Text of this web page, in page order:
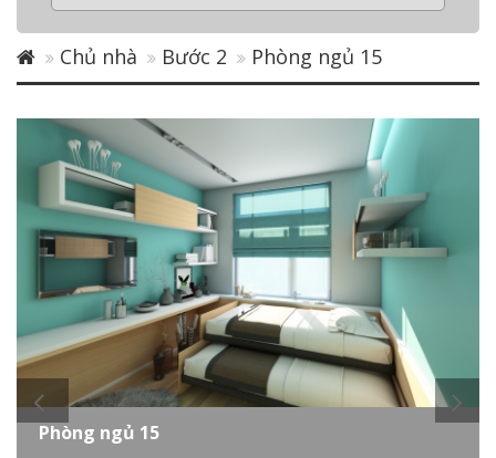
Chủ nhà Bước 2 Phòng ngủ 15
Phòng ngủ 15